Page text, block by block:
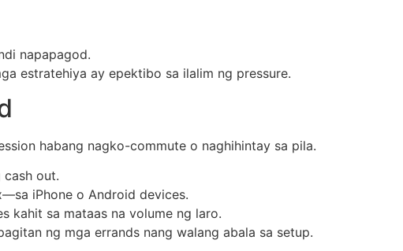
napapagod.
estratehiya ay epektibo sa ilalim ng pressure.
habang nagko-commute o naghihintay sa pila.
out.
iPhone o Android devices.
kahit sa mataas na volume ng laro.
ng mga errands nang walang abala sa setup.